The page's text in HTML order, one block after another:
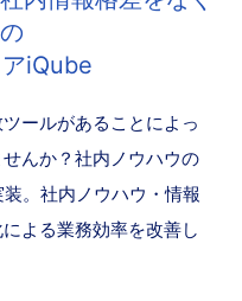
iQube
ールがあることによっ
んか？社内ノウハウの
。社内ノウハウ・情報
よる業務効率を改善し